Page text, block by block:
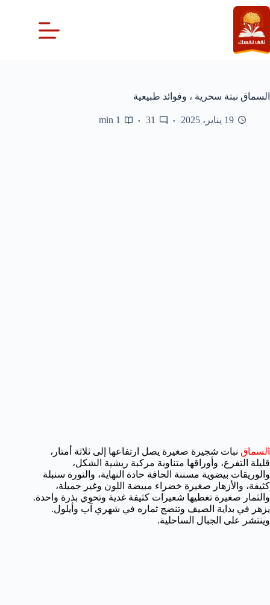
التجاوز
إلى
المحتوى
السماق نبتة سحرية ، وفوائد طبيعية
19 يناير، 2025 31
1 min
السماق نبات شجيرة صغيرة يصل ارتفاعها إلى ثلاثة أمتار،
قليلة التفرع، وأوراقها متناوبة مركبة ريشية الشكل،
والوريقات بيضوية مسننة الحافة حادة النهاية، والنورة سنبلة
كثيفة، والأزهار صغيرة خضراء مبيضة اللون وغير جميلة،
والثمار صغيرة تغطيها شعيرات كثيفة غدية وتحوي بذرة واحدة.
يزهر في بداية الصيف وتنضج ثماره في شهري آب وأيلول.
وينتشر على الجبال الساحلية.